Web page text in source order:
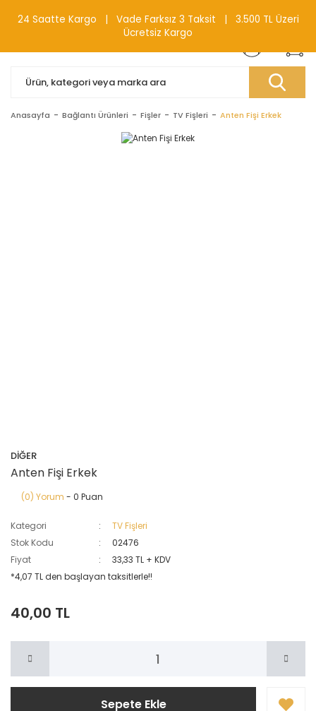
0(212) 240 87 88
Anasayfa Bağlantı Ürünleri Fişler TV Fişleri Anten Fişi Erkek
DİĞER
Anten Fişi Erkek
(0) Yorum - 0 Puan
Kategori
TV Fişleri
Stok Kodu
02476
Fiyat
33,33 TL + KDV
*4,07 TL den başlayan taksitlerle!!
40,00 TL
Sepete Ekle
24 Saatte Kargo | Vade Farksız 3 Taksit | 3.500 TL Üzeri
Ücretsiz Kargo